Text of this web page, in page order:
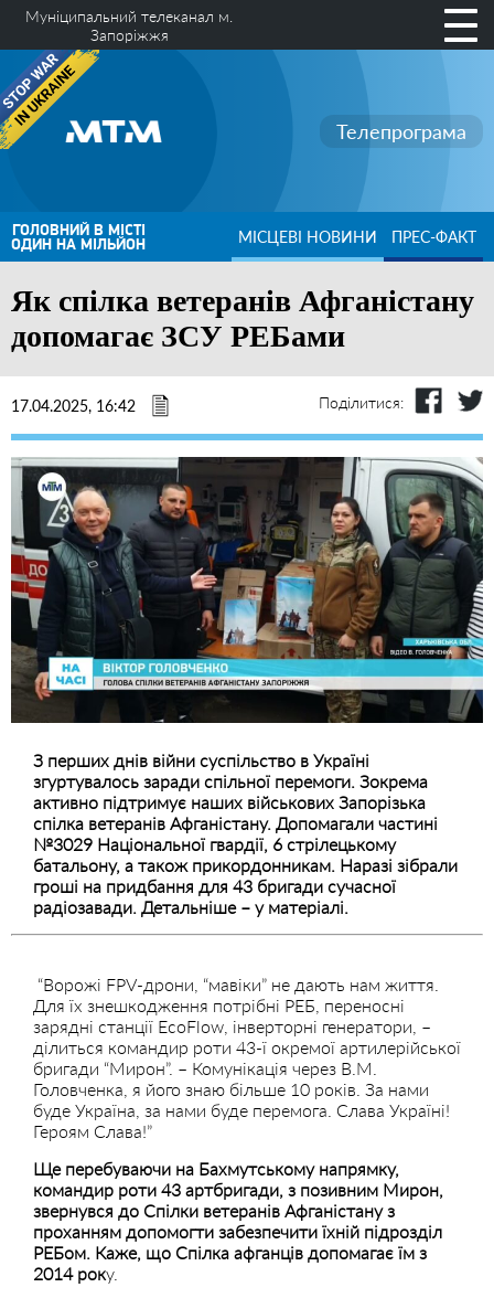
Муніципальний телеканал м.
Запоріжжя
Телепрограма
ГОЛОВНИЙ В МІСТІ
ОДИН НА МІЛЬЙОН МІСЦЕВІ НОВИНИ ПРЕС-ФАКТ
Як спілка ветеранів Афганістану
допомагає ЗСУ РЕБами
17.04.2025, 16:42 Поділитися:
З перших днів війни суспільство в Україні
згуртувалось заради спільної перемоги. Зокрема
активно підтримує наших військових Запорізька
спілка ветеранів Афганістану. Допомагали частині
№3029 Національної гвардії, 6 стрілецькому
батальону, а також прикордонникам. Наразі зібрали
гроші на придбання для 43 бригади сучасної
радіозавади. Детальніше – у матеріалі.
“Ворожі FPV-дрони, “мавіки” не дають нам життя.
Для їх знешкодження потрібні РЕБ, переносні
зарядні станції EcoFlow, інверторні генератори, –
ділиться командир роти 43-ї окремої артилерійської
бригади “Мирон”. – Комунікація через В.М.
Головченка, я його знаю більше 10 років. За нами
буде Україна, за нами буде перемога. Слава Україні!
Героям Слава!”
Ще перебуваючи на Бахмутському напрямку,
командир роти 43 артбригади, з позивним Мирон,
звернувся до Спілки ветеранів Афганістану з
проханням допомогти забезпечити їхній підрозділ
РЕБом. Каже, що Спілка афганців допомагає їм з
2014 року.